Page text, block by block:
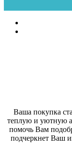
Ваша покупка
теплую и уютную
помочь Вам
подчеркнет Ваш